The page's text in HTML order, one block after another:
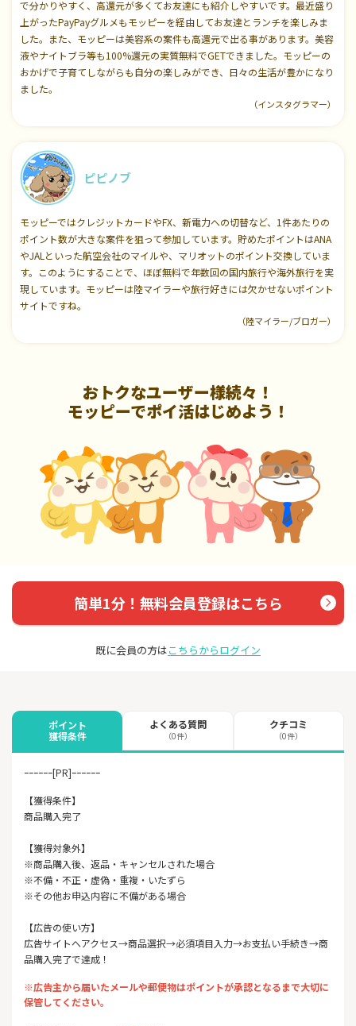
で分かりやすく、高還元が多くてお友達にも紹介しやすいです。最近盛り
上がったPayPayグルメもモッピーを経由してお友達とランチを楽しみま
した。また、モッピーは美容系の案件も高還元で出る事があります。美容
液やナイトブラ等も100%還元の実質無料でGETできました。モッピーの
おかげで子育てしながらも自分の楽しみができ、日々の生活が豊かになり
ました。
（インスタグラマー）
ピピノブ
モッピーではクレジットカードやFX、新電力への切替など、1件あたりの
ポイント数が大きな案件を狙って参加しています。貯めたポイントはANA
やJALといった航空会社のマイルや、マリオットのポイント交換していま
す。このようにすることで、ほぼ無料で年数回の国内旅行や海外旅行を実
現しています。モッピーは陸マイラーや旅行好きには欠かせないポイント
サイトですね。
（陸マイラー/ブロガー）
おトクなユーザー様続々！
モッピーでポイ活はじめよう！
簡単1分！無料会員登録はこちら
既に会員の方はこちらからログイン
ポイント
獲得条件
よくある質問
（0件）
クチコミ
（0件）
ｰｰｰｰｰｰ[PR]ｰｰｰｰｰｰ
【獲得条件】
商品購入完了
【獲得対象外】
※商品購入後、返品・キャンセルされた場合
※不備・不正・虚偽・重複・いたずら
※その他お申込内容に不備がある場合
【広告の使い方】
広告サイトへアクセス→商品選択→必須項目入力→お支払い手続き→商
品購入完了で達成！
※広告主から届いたメールや郵便物はポイントが承認となるまで大切に
保管してください。